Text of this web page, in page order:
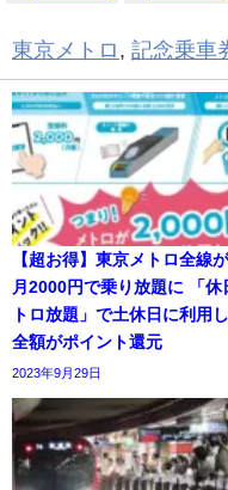
東京メトロ , 記念乗車
【超お得】東京メトロ全線
月2000円で乗り放題に 「休
トロ放題」で土休日に利用
全額がポイント還元
2023年9月29日